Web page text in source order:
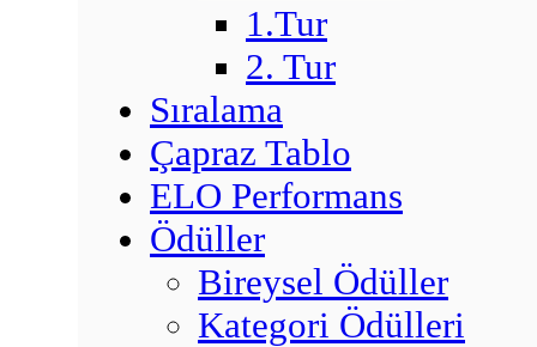
1.Tur
2. Tur
Sıralama
Çapraz Tablo
ELO Performans
Ödüller
Bireysel Ödüller
Kategori Ödülleri